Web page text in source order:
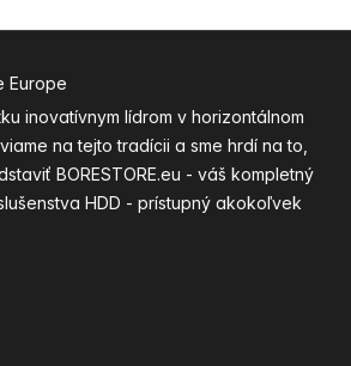
inovatívnym lídrom v horizontálnom
na tejto tradícii a sme hrdí na to,
BORESTORE.eu - váš kompletný
HDD - prístupný akokoľvek